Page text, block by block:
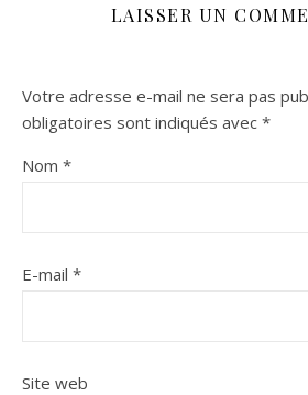
LAISSER UN
Votre adresse e-mail ne sera pas
obligatoires sont indiqués avec *
Nom *
E-mail *
Site web